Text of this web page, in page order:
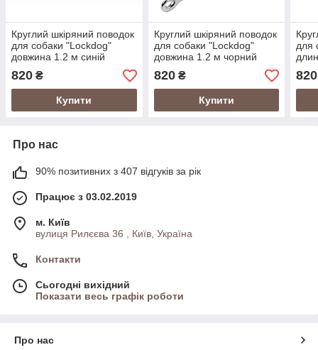
Круглий шкіряний поводок
для собаки "Lockdog"
довжина 1.2 м синій
820 ₴
Купити
Круглий шкіряний поводок
для собаки "Lockdog"
довжина 1.2 м чорний
820₴
Купити
для
820
Про нас
90% позитивних з 407 відгуків за рік
Працює з 03.02.2019
м. Київ
вулиця Рилєєва 36 , Київ, Україна
Контакти
Сьогодні вихідний
Показати весь графік роботи
Про нас